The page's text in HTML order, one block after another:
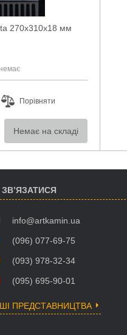
270х310х18 мм
немає
Порівняти
Немає на складі
info@artkamin.ua
(096) 077-69-75
(093) 978-32-34
(095) 695-90-01
ПРЕДСТАВНИЦТВА